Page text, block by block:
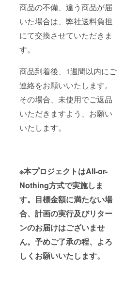
商品の不備、違う商品が届
いた場合は、弊社送料負担
にて交換させていただきま
す。
商品到着後、1週間以内にご
連絡をお願いいたします。
その場合、未使用でご返品
いただきますよう、お願い
いたします。
※本プロジェクトはAll-or-
Nothing方式で実施しま
す。目標金額に満たない場
合、計画の実行及びリター
ンのお届けはございませ
ん。予めご了承の程、よろ
しくお願いいたします。